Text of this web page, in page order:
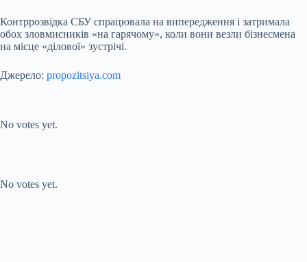
Контррозвідка СБУ спрацювала на випередження і затримала
обох зловмисників «на гарячому», коли вони везли бізнесмена
на місце «ділової» зустрічі.
Джерело: propozitsiya.com
No votes yet.
No votes yet.